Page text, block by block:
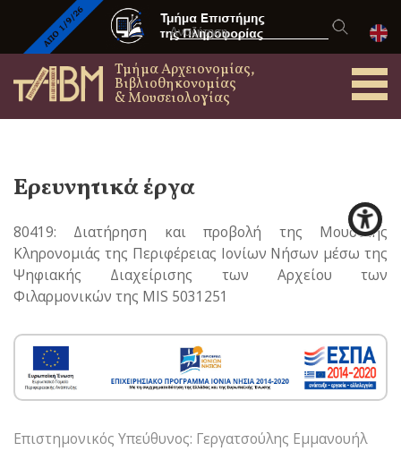
Τμήμα Αρχειονομίας,
Βιβλιοθηκονομίας
& Μουσειολογίας
Ερευνητικά έργα
80419: Διατήρηση και προβολή της Μουσικής
Κληρονομιάς της Περιφέρειας Ιονίων Νήσων μέσω της
Ψηφιακής Διαχείρισης των Αρχείου των
Φιλαρμονικών της MIS 5031251
Επιστημονικός Υπεύθυνος: Γεργατσούλης Εμμανουήλ